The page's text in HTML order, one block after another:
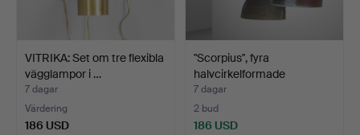
VITRIKA: Set om tre flexibla
vägglampor i …
7 dagar
Värdering
186 USD
"Scorpius", fyra
halvcirkelformade
utomhus…
7 dagar
2 bud
186 USD